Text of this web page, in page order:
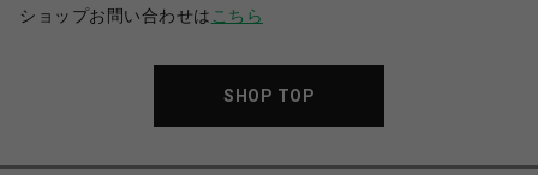
ショップお問い合わせは こちら
SHOP TOP